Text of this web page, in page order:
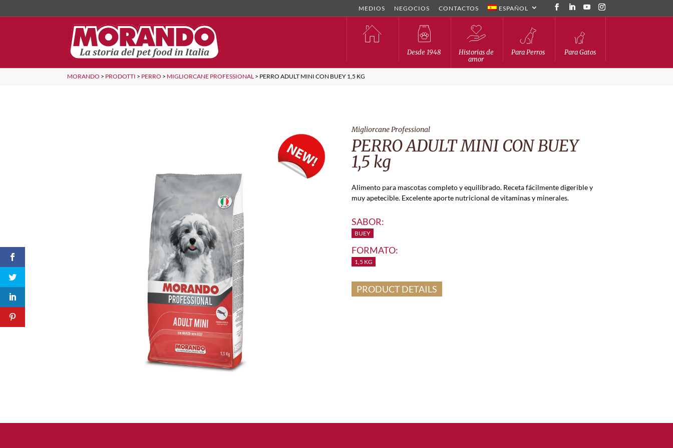
MEDIOS NEGOCIOS CONTACTOS ESPAÑOL
Desde 1948
Historias de
amor
Para Perros Para Gatos
MORANDO > PRODOTTI > PERRO > MIGLIORCANE PROFESSIONAL > PERRO ADULT MINI CON BUEY 1,5 KG
Migliorcane Professional
PERRO ADULT MINI CON BUEY
1,5 kg
Alimento para mascotas completo y equilibrado. Receta fácilmente digerible y
muy apetecible. Excelente aporte nutricional de vitaminas y minerales.
SABOR:
BUEY
FORMATO:
1,5 KG
PRODUCT DETAILS